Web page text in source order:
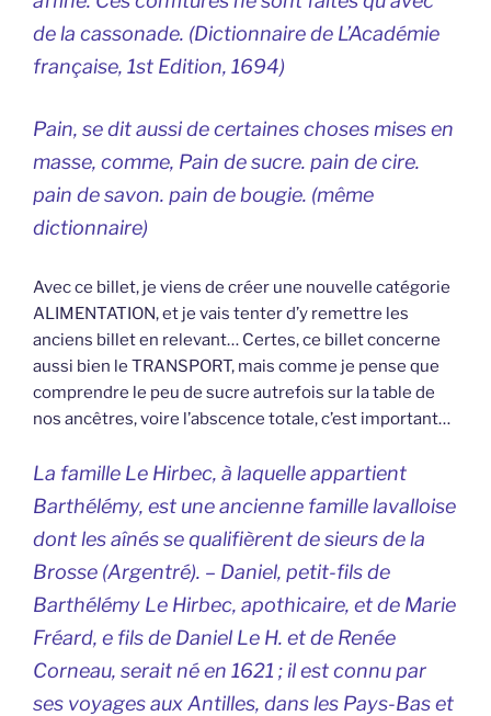
de la cassonade. (Dictionnaire de L’Académie
française, 1st Edition, 1694)
Pain, se dit aussi de certaines choses mises en
masse, comme, Pain de sucre. pain de cire.
pain de savon. pain de bougie. (même
dictionnaire)
Avec ce billet, je viens de créer une nouvelle catégorie
ALIMENTATION, et je vais tenter d’y remettre les
anciens billet en relevant… Certes, ce billet concerne
aussi bien le TRANSPORT, mais comme je pense que
comprendre le peu de sucre autrefois sur la table de
nos ancêtres, voire l’abscence totale, c’est important…
La famille Le Hirbec, à laquelle appartient
Barthélémy, est une ancienne famille lavalloise
dont les aînés se qualifièrent de sieurs de la
Brosse (Argentré). – Daniel, petit-fils de
Barthélémy Le Hirbec, apothicaire, et de Marie
Fréard, e fils de Daniel Le H. et de Renée
Corneau, serait né en 1621 ; il est connu par
ses voyages aux Antilles, dans les Pays-Bas et